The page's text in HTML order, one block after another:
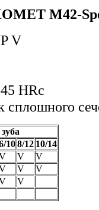
M42-
HRc
сплошного
108/12 10/14
V
V
V
V
V